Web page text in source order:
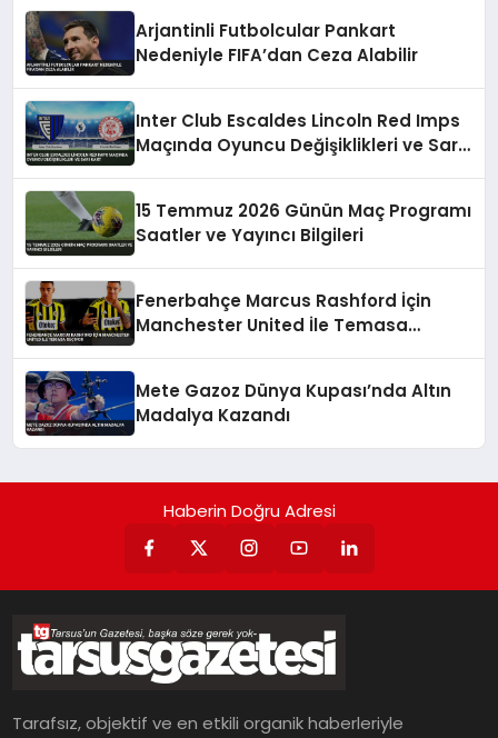
Arjantinli Futbolcular Pankart
Nedeniyle FIFA’dan Ceza Alabilir
Inter Club Escaldes Lincoln Red Imps
Maçında Oyuncu Değişiklikleri ve Sarı
15 Temmuz 2026 Günün Maç Programı
Saatler ve Yayıncı Bilgileri
Fenerbahçe Marcus Rashford İçin
Manchester United İle Temasa
Mete Gazoz Dünya Kupası’nda Altın
Madalya Kazandı
Haberin Doğru Adresi
Tarafsız, objektif ve en etkili organik haberleriyle